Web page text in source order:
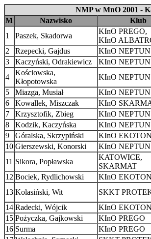
NMP w MnO 2001 -
M
Nazwisko Klub
1
Paszek, Skadorwa
KInO PREGO,
KInO
2
Rzepecki, Gajdus KInO NEPTUN
3
Kaczyński, Odrakiewicz KInO NEPTUN
4
Kościowska,
Kłopotowska
KInO NEPTUN
5
Miazga, Musiał KInO NEPTUN
6
Kowallek, Miszczak KInO
7
Krzysztofik, Zbieg KInO NEPTUN
8
Kodzik, Kaczyńska KInO NEPTUN
9
Góralska, Skrzypiński KInO EKOTON
10 Gierszewski, Konorski KInO NEPTUN
11 Sikora, Popławska
KATOWICE,
SKARMAT
12 Bociek, Rydlichowski KInO EKOTON
13 Kolasiński, Wit SKKT
14 Radecki, Wójcik KInO EKOTON
15 Pożyczka, Gajkowski KInO PREGO
16 Surma KInO PREGO